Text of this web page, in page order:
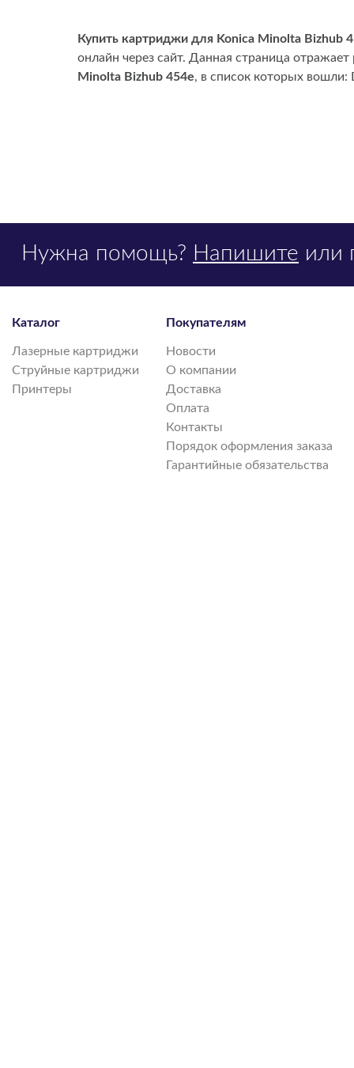
Купить картриджи для Konica Minolta Bizhub
онлайн через сайт. Данная страница
Minolta Bizhub 454e, в список которых вошли:
Нужна помощь? Напишите или
Каталог
Лазерные картриджи
Струйные картриджи
Принтеры
Покупателям
Новости
О компании
Доставка
Оплата
Контакты
Порядок оформления заказа
Гарантийные обязательства